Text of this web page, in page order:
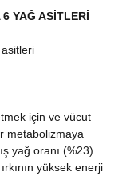
YAĞ ASİTLERİ
için ve vücut
metabolizmaya
yağ oranı (%23)
yüksek enerji